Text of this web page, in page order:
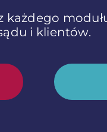
i klientów.